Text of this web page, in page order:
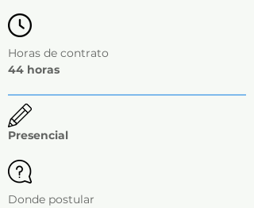
Horas de contrato
44 horas
Presencial
Donde postular